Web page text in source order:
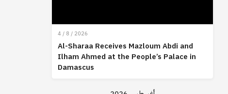
4 / 8 / 2026
Al-Sharaa Receives Mazloum Abdi and
Ilham Ahmed at the People’s Palace in
Damascus